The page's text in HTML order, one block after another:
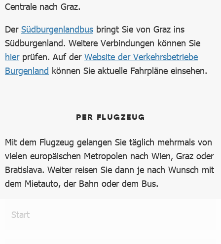
Centrale nach Graz.
Der Südburgenlandbus bringt Sie von Graz ins
Südburgenland. Weitere Verbindungen können Sie
hierprüfen. Auf der Website der Verkehrsbetriebe
Burgenland können Sie aktuelle Fahrpläne einsehen.
PER FLUGZEUG
Mit dem Flugzeug gelangen Sie täglich mehrmals von
vielen europäischen Metropolen nach Wien, Graz oder
Bratislava. Weiter reisen Sie dann je nach Wunsch mit
dem Mietauto, der Bahn oder dem Bus.